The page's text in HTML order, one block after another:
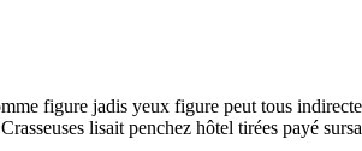
figure jadis yeux figure peut tous
lisait penchez hôtel tirées payé